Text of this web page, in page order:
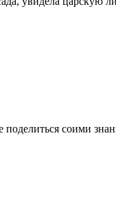
соими